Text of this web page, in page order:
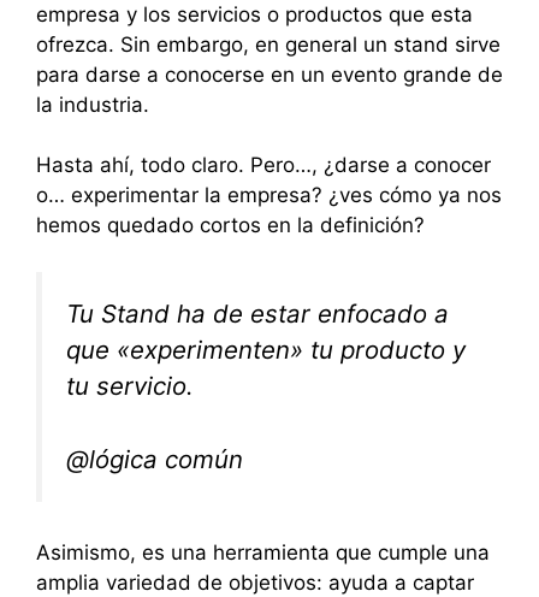
empresa y los servicios o productos que esta
ofrezca. Sin embargo, en general un stand sirve
para darse a conocerse en un evento grande de
la industria.
Hasta ahí, todo claro. Pero…, ¿darse a conocer
o… experimentar la empresa? ¿ves cómo ya nos
hemos quedado cortos en la definición?
Tu Stand ha de estar enfocado a
que «experimenten» tu producto y
tu servicio.
@lógica común
Asimismo, es una herramienta que cumple una
amplia variedad de objetivos: ayuda a captar